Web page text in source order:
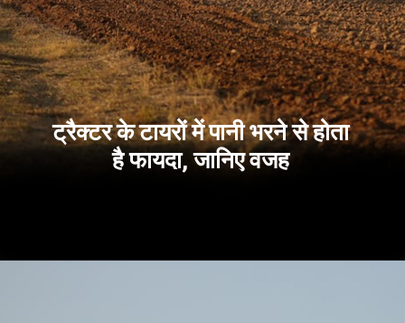
ट्रैक्टर के टायरों में पानी भरने से होता
है फायदा, जानिए वजह